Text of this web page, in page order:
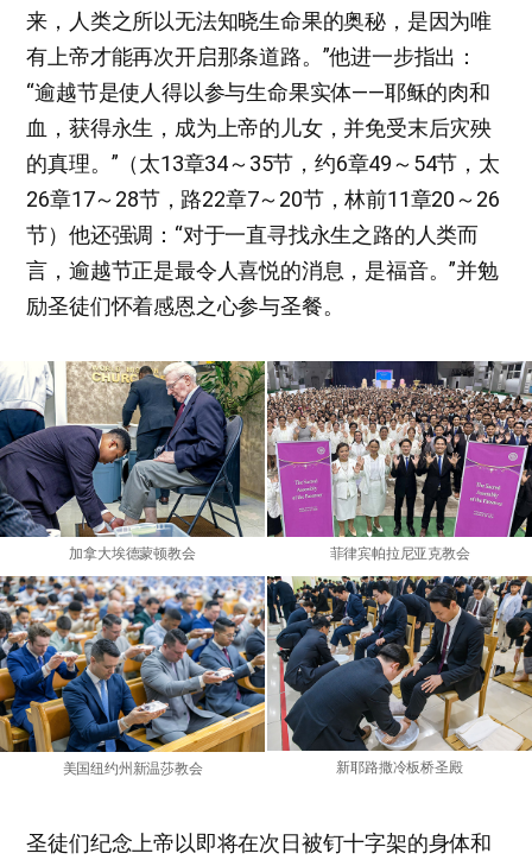
来，人类之所以无法知晓生命果的奥秘，是因为唯
有上帝才能再次开启那条道路。”他进一步指出：
“逾越节是使人得以参与生命果实体——耶稣的肉和
血，获得永生，成为上帝的儿女，并免受末后灾殃
的真理。”（太13章34～35节，约6章49～54节，太
26章17～28节，路22章7～20节，林前11章20～26
节）他还强调：“对于一直寻找永生之路的人类而
言，逾越节正是最令人喜悦的消息，是福音。”并勉
励圣徒们怀着感恩之心参与圣餐。
加拿大埃德蒙顿教会 菲律宾帕拉尼亚克教会
美国纽约州新温莎教会 新耶路撒冷板桥圣殿
圣徒们纪念上帝以即将在次日被钉十字架的身体和